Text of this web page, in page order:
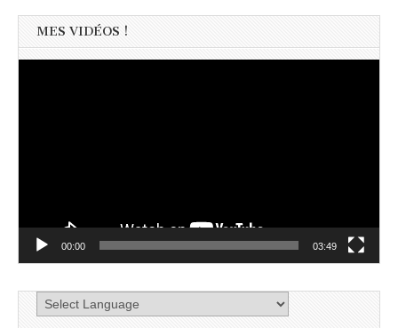
MES VIDÉOS !
00:00 03:49